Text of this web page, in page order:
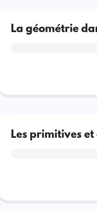
La géométrie
Les primitives